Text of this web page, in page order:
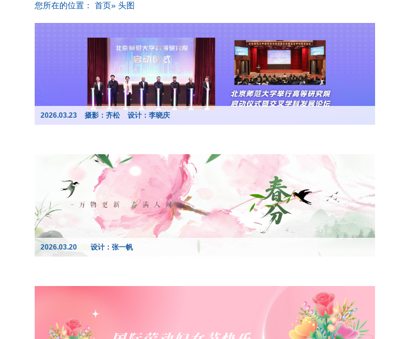
您所在的位置： 首页» 头图
2026.03.23 摄影：齐松 设计：李晓庆
2026.03.20 设计：张一帆